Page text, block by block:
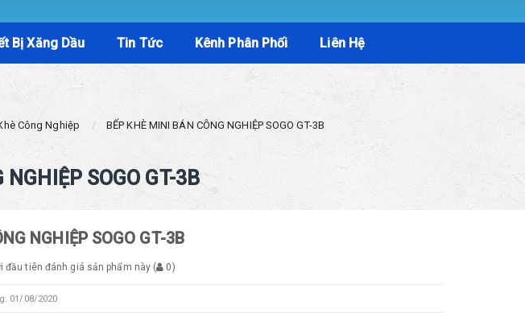
Bị Xăng Dầu Tin Tức Kênh Phân Phối Liên Hệ
Công Nghiệp BẾP KHÈ MINI BÁN CÔNG NGHIỆP SOGO GT-3B
SOGO GT-3B
NGHIỆP SOGO GT-3B
đầu tiên đánh giá sản phẩm này ( 0)
01/08/2020